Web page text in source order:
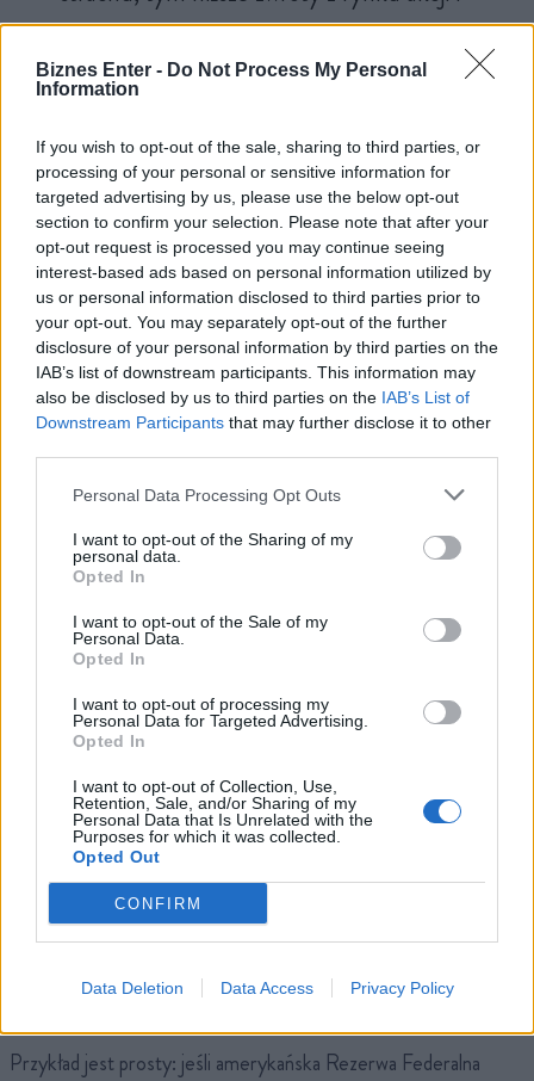
Biznes Enter - Do Not Process My Personal
Information
If you wish to opt-out of the sale, sharing to third parties, or
processing of your personal or sensitive information for
targeted advertising by us, please use the below opt-out
section to confirm your selection. Please note that after your
opt-out request is processed you may continue seeing
interest-based ads based on personal information utilized by
us or personal information disclosed to third parties prior to
your opt-out. You may separately opt-out of the further
disclosure of your personal information by third parties on the
IAB’s list of downstream participants. This information may
also be disclosed by us to third parties on the IAB’s List of
Downstream Participants that may further disclose it to other
Personal Data Processing Opt Outs
I want to opt-out of the Sharing of my
personal data.
Opted In
I want to opt-out of the Sale of my
Personal Data.
Opted In
I want to opt-out of processing my
Personal Data for Targeted Advertising.
Opted In
I want to opt-out of Collection, Use,
Retention, Sale, and/or Sharing of my
Personal Data that Is Unrelated with the
Purposes for which it was collected.
Opted Out
CONFIRM
Data Deletion Data Access Privacy Policy
większa zmienność na rynkach.
dr Jan Jakub Szczygielski
Autorzy badań również zwracają uwagę na ryzyko efektu
rozlania w polityce monetarnej. Kiedybanki centralne podnoszą
stopy procentowebez wzajemnej koordynacji,lęk przed
recesją może szybciej przenosić się między gospodarkami
Zobacz także
Co oznacza „matka wszystkich umów” między Indiami a UE?
Wyjaśniamy
Po dwóch dekadach negocjacji druga i czwarta gospodarka świata w końcu
podały sobie ręce. W…
Przykład jest prosty: jeśli amerykańska Rezerwa Federalna